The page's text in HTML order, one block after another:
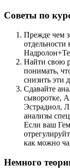
Советы по
Прежде чем
отдельности
Найти свою
понимать,
снизить эти
Сдавайте
сыворотке,
Эстрадиол,
анализы
Если ваш
как можно
Немного